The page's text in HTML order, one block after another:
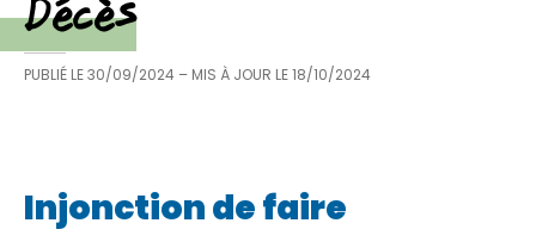
Décès
PUBLIÉ LE30/09/2024 – MIS À JOUR LE18/10/2024
Injonction de faire